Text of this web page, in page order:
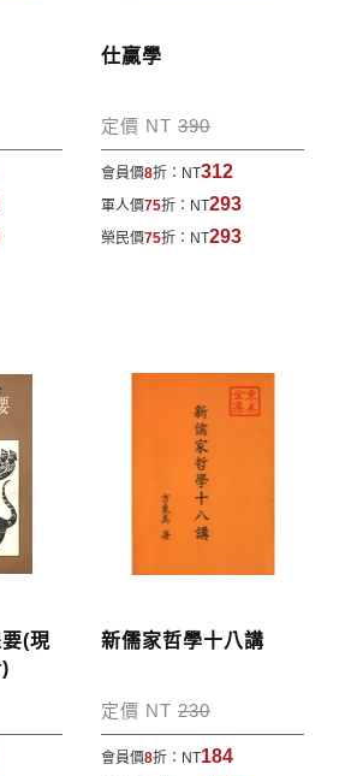
費；899元以下須自付80元運
人估價
，訂購後48小時內回覆運
將於七日內以郵寄方式寄送到您
仕贏學
定價 NT390
會員價8折： NT312
軍人價75折： NT293
榮民價75折： NT293
(現
新儒家哲學十八講
定價 NT230
會員價8折： NT184